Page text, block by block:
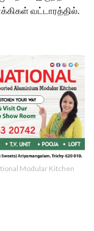
வட்டாரத்தில்.
Modular Kitchen